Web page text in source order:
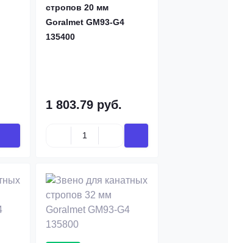
стропов 20 мм
Goralmet GM93-G4
135400
1 803.79 руб.